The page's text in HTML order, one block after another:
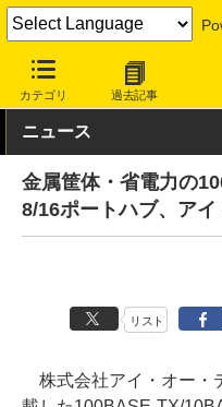
カテゴリ 過去記事
INTERNET Watch ハードウェ
ニュース
金属筐体・省電力の
8/16ポートハブ、ア
リスト
株式会社アイ・オー・